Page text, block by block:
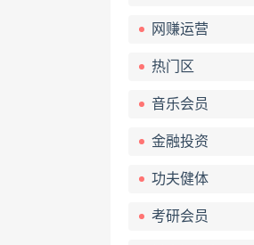
网赚运营
热门区
音乐会员
金融投资
功夫健体
考研会员